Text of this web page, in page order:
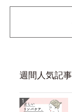
週間人気記